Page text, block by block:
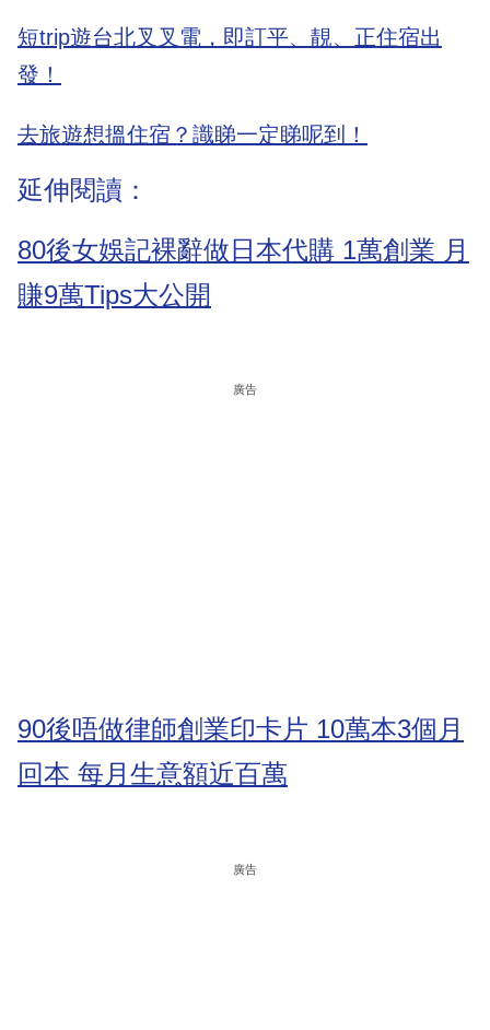
短trip遊台北叉叉電，即訂平、靚、正住宿出
發！
去旅遊想搵住宿？識睇一定睇呢到！
延伸閱讀：
80後女娛記裸辭做日本代購 1萬創業 月
賺9萬Tips大公開
廣告
90後唔做律師創業印卡片 10萬本3個月
回本 每月生意額近百萬
廣告